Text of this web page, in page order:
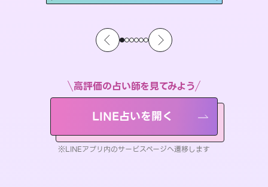
高評価の占い師を見てみよう
LINE占いを開く
※LINEアプリ内のサービスページへ遷移します